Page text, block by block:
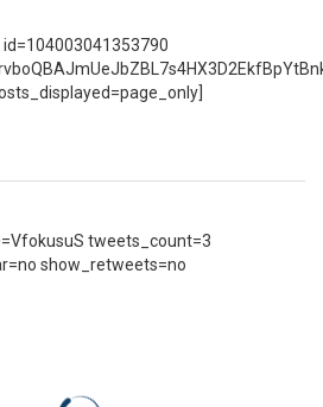
tweets_count=3
show_retweets=no